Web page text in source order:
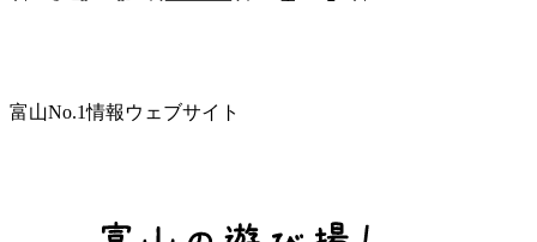
富山No.1情報ウェブサイト